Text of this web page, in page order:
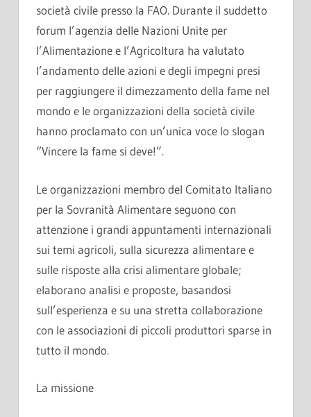
società civile presso la FAO. Durante il suddetto
forum l’agenzia delle Nazioni Unite per
l’Alimentazione e l’Agricoltura ha valutato
l’andamento delle azioni e degli impegni presi
per raggiungere il dimezzamento della fame nel
mondo e le organizzazioni della società civile
hanno proclamato con un’unica voce lo slogan
“Vincere la fame si deve!”.
Le organizzazioni membro del Comitato Italiano
per la Sovranità Alimentare seguono con
attenzione i grandi appuntamenti internazionali
sui temi agricoli, sulla sicurezza alimentare e
sulle risposte alla crisi alimentare globale;
elaborano analisi e proposte, basandosi
sull’esperienza e su una stretta collaborazione
con le associazioni di piccoli produttori sparse in
tutto il mondo.
La missione